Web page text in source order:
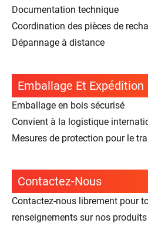
Documentation technique
Coordination des pièces de
Dépannage à distance
Emballage Et Expédition
Emballage en bois sécurisé
Convient à la logistique
Mesures de protection pour le
Contactez-Nous
Contactez-nous librement pour
renseignements sur nos